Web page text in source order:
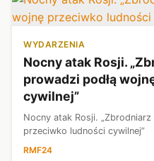
WYDARZENIA
Nocny atak Rosji.
prowadzi podłą
cywilnej”
Nocny atak Rosji.
przeciwko ludności cywilnej”
RMF24